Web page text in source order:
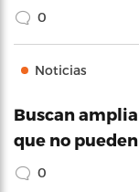
0
Noticias
Buscan
que no
0